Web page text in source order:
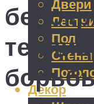
Двери
Пол
Стены
Декор